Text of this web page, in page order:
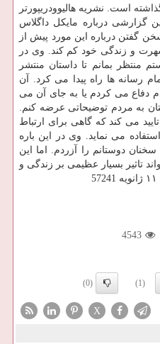
است. نشریه هالیوودریپورتر
گزارشی درباره مایكل داگلاس
گفتن درباره این مورد پیش از
و زندگی خود كم كند. وی در
منتظر بمانم تا داستان منتشر
رسانه ها راه پیدا می كرد. آن
دفاع می كردم یا به جای آن می
به مردم توضیحاتی عرضه كنم.
می كند كه گاهی برای ارتباط
می نماید. وی در این باره
دوستانم را آزردم. اما این
تاثیر بسیار عظیمی بر زندگی و
4543
(1)
(0)
X